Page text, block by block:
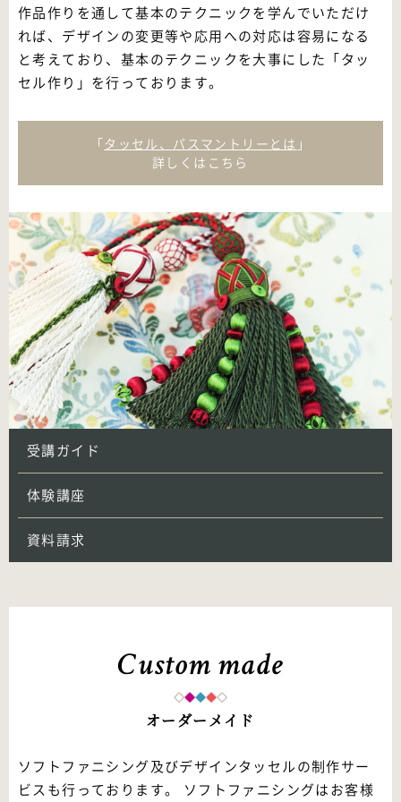
作品作りを通して基本のテクニックを学んでいただけ
れば、デザインの変更等や応用への対応は容易になる
と考えており、基本のテクニックを大事にした「タッ
セル作り」を行っております。
「タッセル、パスマントリーとは 」
詳しくはこちら
受講ガイド
体験講座
資料請求
Custom made
オーダーメイド
ソフトファニシング及びデザインタッセルの制作サー
ビスも行っております。 ソフトファニシングはお客様